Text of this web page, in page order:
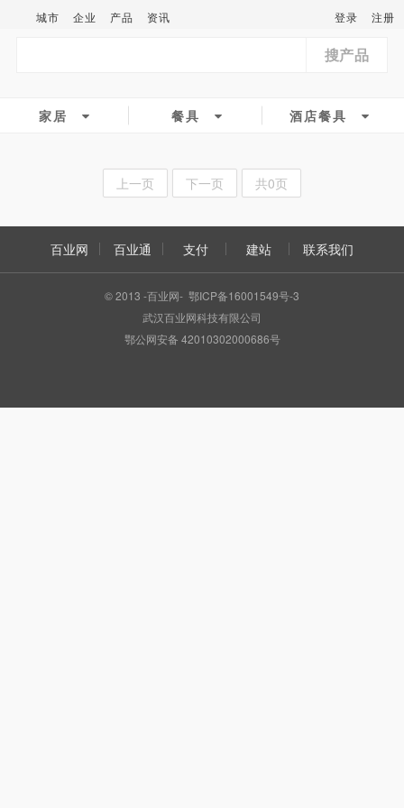
城市 企业 产品 资讯 登录 注册
搜产品
家居 餐具 酒店餐具
上一页 下一页 共0页
百业网 百业通 支付 建站 联系我们
© 2013 -百业网- 鄂ICP备16001549号-3
武汉百业网科技有限公司
鄂公网安备 42010302000686号